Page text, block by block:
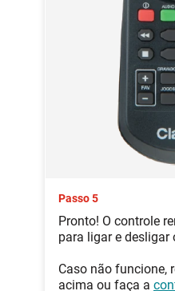
Passo 5
Pronto! O controle
para ligar e desligar
Caso não funcione,
acima ou faça a